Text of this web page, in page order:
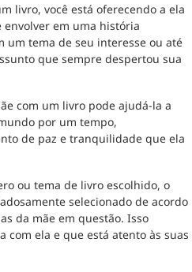
livro, você está oferecendo a ela
em uma história
um tema de seu interesse ou até
que sempre despertou sua
com um livro pode ajudá-la a
por um tempo,
de paz e tranquilidade que ela
ou tema de livro escolhido, o
selecionado de acordo
da mãe em questão. Isso
com ela e que está atento às suas